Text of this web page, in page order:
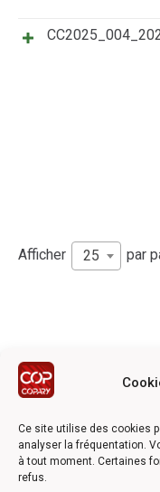
Ce site utilise des cookies
analyser la fréquentation.
à tout moment. Certaines
refus.
Afficher 25 par
Ce site a été réalisé